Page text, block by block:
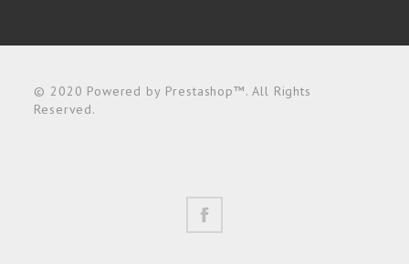
© 2020 Powered by Prestashop™. All Rights
Reserved.